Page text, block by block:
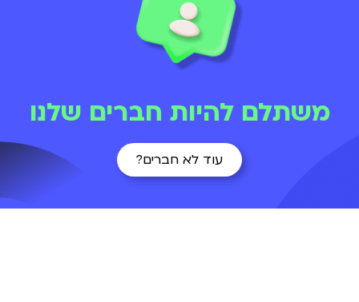
משתלם להיות חברים שלנו
עוד לא חברים?